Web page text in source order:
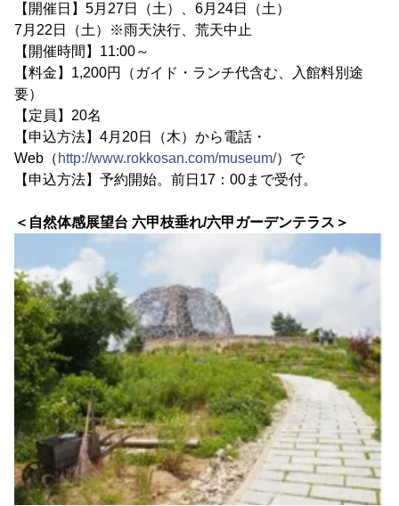
【開催日】5月27日（土）、6月24日（土）
7月22日（土）※雨天決行、荒天中止
【開催時間】11:00～
【料金】1,200円（ガイド・ランチ代含む、入館料別途
要）
【定員】20名
【申込方法】4月20日（木）から電話・
Web（ http://www.rokkosan.com/museum/）で
【申込方法】予約開始。前日17：00まで受付。
＜自然体感展望台 六甲枝垂れ/六甲ガーデンテラス＞